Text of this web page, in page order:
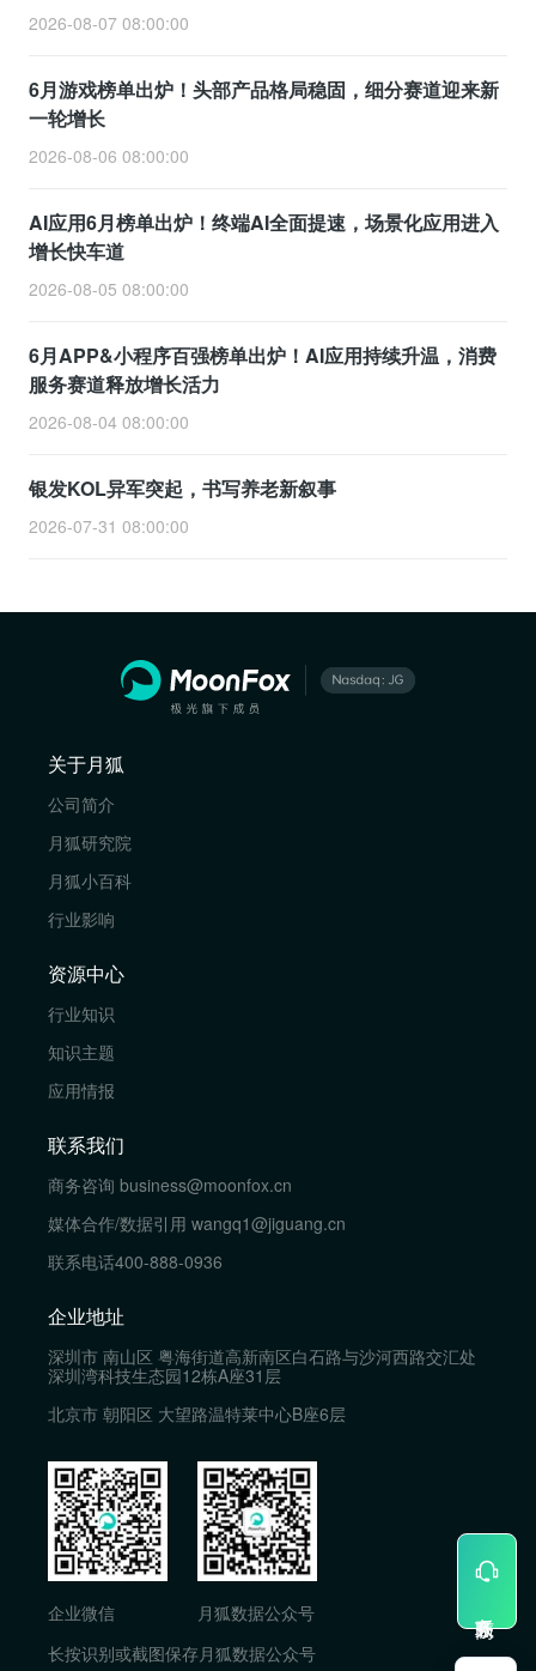
2026-08-07 08:00:00
6月游戏榜单出炉！头部产品格局稳固，细分赛道迎来新
一轮增长
2026-08-06 08:00:00
AI应用6月榜单出炉！终端AI全面提速，场景化应用进入
增长快车道
2026-08-05 08:00:00
6月APP&小程序百强榜单出炉！AI应用持续升温，消费
服务赛道释放增长活力
2026-08-04 08:00:00
银发KOL异军突起，书写养老新叙事
2026-07-31 08:00:00
关于月狐
公司简介
月狐研究院
月狐小百科
行业影响
资源中心
行业知识
知识主题
应用情报
联系我们
商务咨询 business@moonfox.cn
媒体合作/数据引用 wangq1@jiguang.cn
联系电话400-888-0936
企业地址
深圳市 南山区 粤海街道高新南区白石路与沙河西路交汇处
深圳湾科技生态园12栋A座31层
北京市 朝阳区 大望路温特莱中心B座6层
企业微信
月狐数据公众号
长按识别或截图保存月狐数据公众号